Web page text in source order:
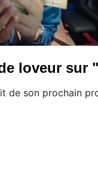
loveur sur
de son prochain